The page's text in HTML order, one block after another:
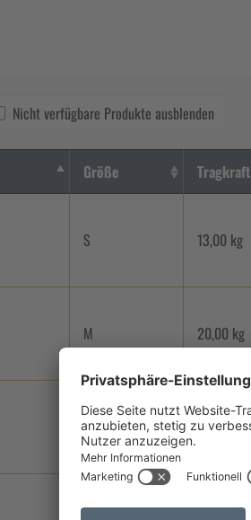
Nicht verfügbare Produkte ausblenden
Größe Tragkraft
S 13,00 kg
M 20,00 kg
L 25,00 kg